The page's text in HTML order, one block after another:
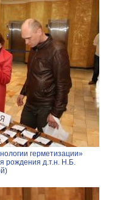
герметизации»
рождения д.т.н. Н.Б.